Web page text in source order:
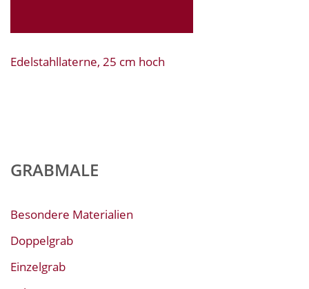
Edelstahllaterne, 25 cm hoch
GRABMALE
Besondere Materialien
Doppelgrab
Einzelgrab